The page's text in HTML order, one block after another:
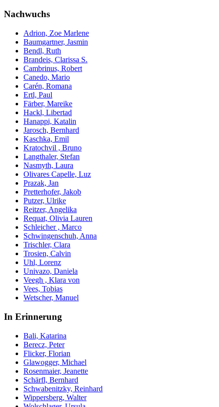
Nachwuchs
Adrion, Zoe Marlene
Baumgartner, Jasmin
Bendl, Ruth
Brandeis, Clarissa S.
Cambrinus, Robert
Canedo, Mario
Carén, Romana
Ertl, Paul
Färber, Mareike
Hackl, Libertad
Hanappi, Katalin
Jarosch, Bernhard
Kaschka, Emil
Kratochvil , Bruno
Langthaler, Stefan
Nasmyth, Laura
Olivares Capelle, Luz
Prazak, Jan
Pretterhofer, Jakob
Putzer, Ulrike
Reitzer, Angelika
Requat, Olivia Lauren
Schleicher , Marco
Schwingenschuh, Anna
Trischler, Clara
Trosien, Calvin
Uhl, Lorenz
Univazo, Daniela
Veegh , Klara von
Vees, Tobias
Wetscher, Manuel
In Erinnerung
Bali, Katarina
Berecz, Peter
Flicker, Florian
Glawogger, Michael
Rosenmaier, Jeanette
Schärfl, Bernhard
Schwabenitzky, Reinhard
Wippersberg, Walter